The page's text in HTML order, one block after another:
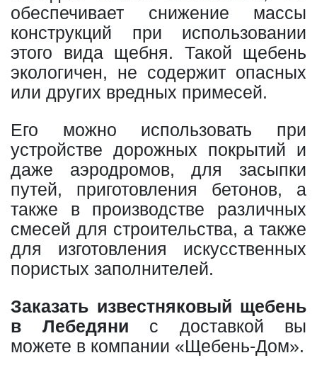
обеспечивает снижение массы
конструкций при использовании
этого вида щебня. Такой щебень
экологичен, не содержит опасных
или других вредных примесей.
Его можно использовать при
устройстве дорожных покрытий и
даже аэродромов, для засыпки
путей, приготовления бетонов, а
также в производстве различных
смесей для строительства, а также
для изготовления искусственных
пористых заполнителей.
Заказать известняковый щебень
в Лебедяни с доставкой вы
можете в компании «Щебень-Дом».